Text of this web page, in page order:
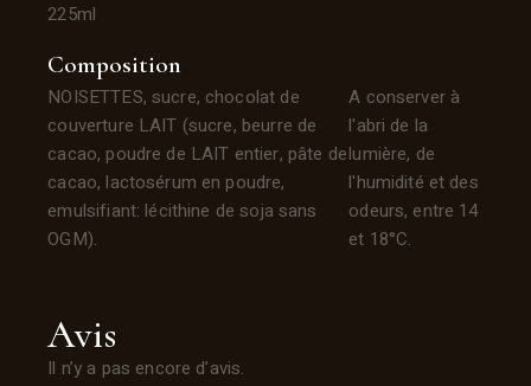
225ml
Composition
NOISETTES, sucre, chocolat de
couverture LAIT (sucre, beurre de
cacao, poudre de LAIT entier, pâte de
cacao, lactosérum en poudre,
emulsifiant: lécithine de soja sans
OGM).
A conserver à
l'abri de la
lumière, de
l'humidité et des
odeurs, entre 14
et 18°C.
Avis
Il n’y a pas encore d’avis.